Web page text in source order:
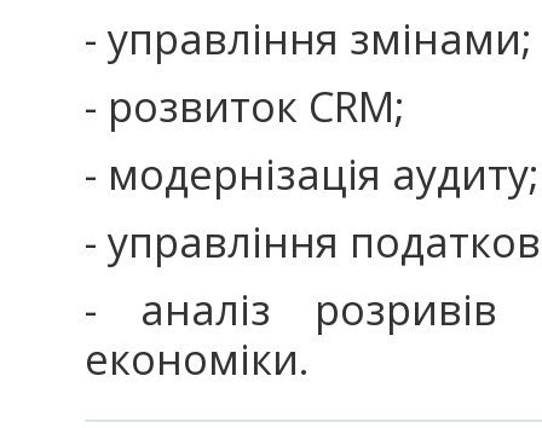
- управління змінами;
- розвиток CRM;
- модернізація аудиту;
- управління
- аналіз розривів
економіки.